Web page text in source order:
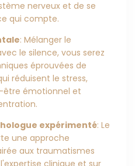
nerveux et de se
qui compte.
: Mélanger le
le silence, vous serez
éprouvées de
réduisent le stress,
être émotionnel et
expérimenté: Le
une approche
aux traumatismes